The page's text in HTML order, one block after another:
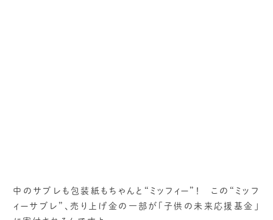
中のサブレも包装紙もちゃんと“ミッフィー”！ この“ミッフ
ィーサブレ”、売り上げ金の一部が「子供の未来応援基金」